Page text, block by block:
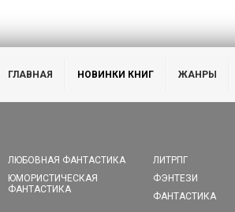
ГЛАВНАЯ НОВИНКИ КНИГ ЖАНРЫ
ЛЮБОВНАЯ ФАНТАСТИКА
ЮМОРИСТИЧЕСКАЯ
ФАНТАСТИКА
ЛИТРПГ
ФЭНТЕЗИ
ФАНТАСТИКА